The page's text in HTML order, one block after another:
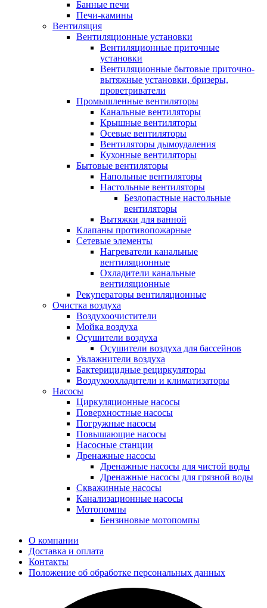
Банные печи
Печи-камины
Вентиляция
Вентиляционные установки
Вентиляционные приточные
установки
Вентиляционные бытовые приточно-
вытяжные установки, бризеры,
проветриватели
Промышленные вентиляторы
Канальные вентиляторы
Крышные вентиляторы
Осевые вентиляторы
Вентиляторы дымоудаления
Кухонные вентиляторы
Бытовые вентиляторы
Напольные вентиляторы
Настольные вентиляторы
Безлопастные настольные
вентиляторы
Вытяжки для ванной
Клапаны противопожарные
Сетевые элементы
Нагреватели канальные
вентиляционные
Охладители канальные
вентиляционные
Рекуператоры вентиляционные
Очистка воздуха
Воздухоочистители
Мойка воздуха
Осушители воздуха
Осушители воздуха для бассейнов
Увлажнители воздуха
Бактерицидные рециркуляторы
Воздухоохладители и климатизаторы
Насосы
Циркуляционные насосы
Поверхностные насосы
Погружные насосы
Повышающие насосы
Насосные станции
Дренажные насосы
Дренажные насосы для чистой воды
Дренажные насосы для грязной воды
Скважинные насосы
Канализационные насосы
Мотопомпы
Бензиновые мотопомпы
О компании
Доставка и оплата
Контакты
Положение об обработке персональных данных